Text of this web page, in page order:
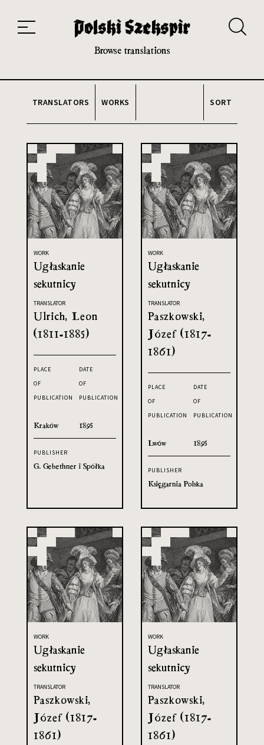
20th and 21st century module
Browse translations
TRANSLATORS WORKS SORT
WORK
Ugłaskanie
sekutnicy
TRANSLATOR
Ulrich, Leon
(1811-1885)
PLACE
OF
PUBLICATION
Kraków
DATE
OF
PUBLICATION
1895
PUBLISHER
G. Gebethner i Spółka
WORK
Ugłaskanie
sekutnicy
TRANSLATOR
Paszkowski,
Józef (1817-
1861)
PLACE
OF
PUBLICATION
Lwów
DATE
OF
PUBLICATION
1895
PUBLISHER
Księgarnia Polska
WORK
Ugłaskanie
sekutnicy
TRANSLATOR
Paszkowski,
Józef (1817-
1861)
WORK
Ugłaskanie
sekutnicy
TRANSLATOR
Paszkowski,
Józef (1817-
1861)